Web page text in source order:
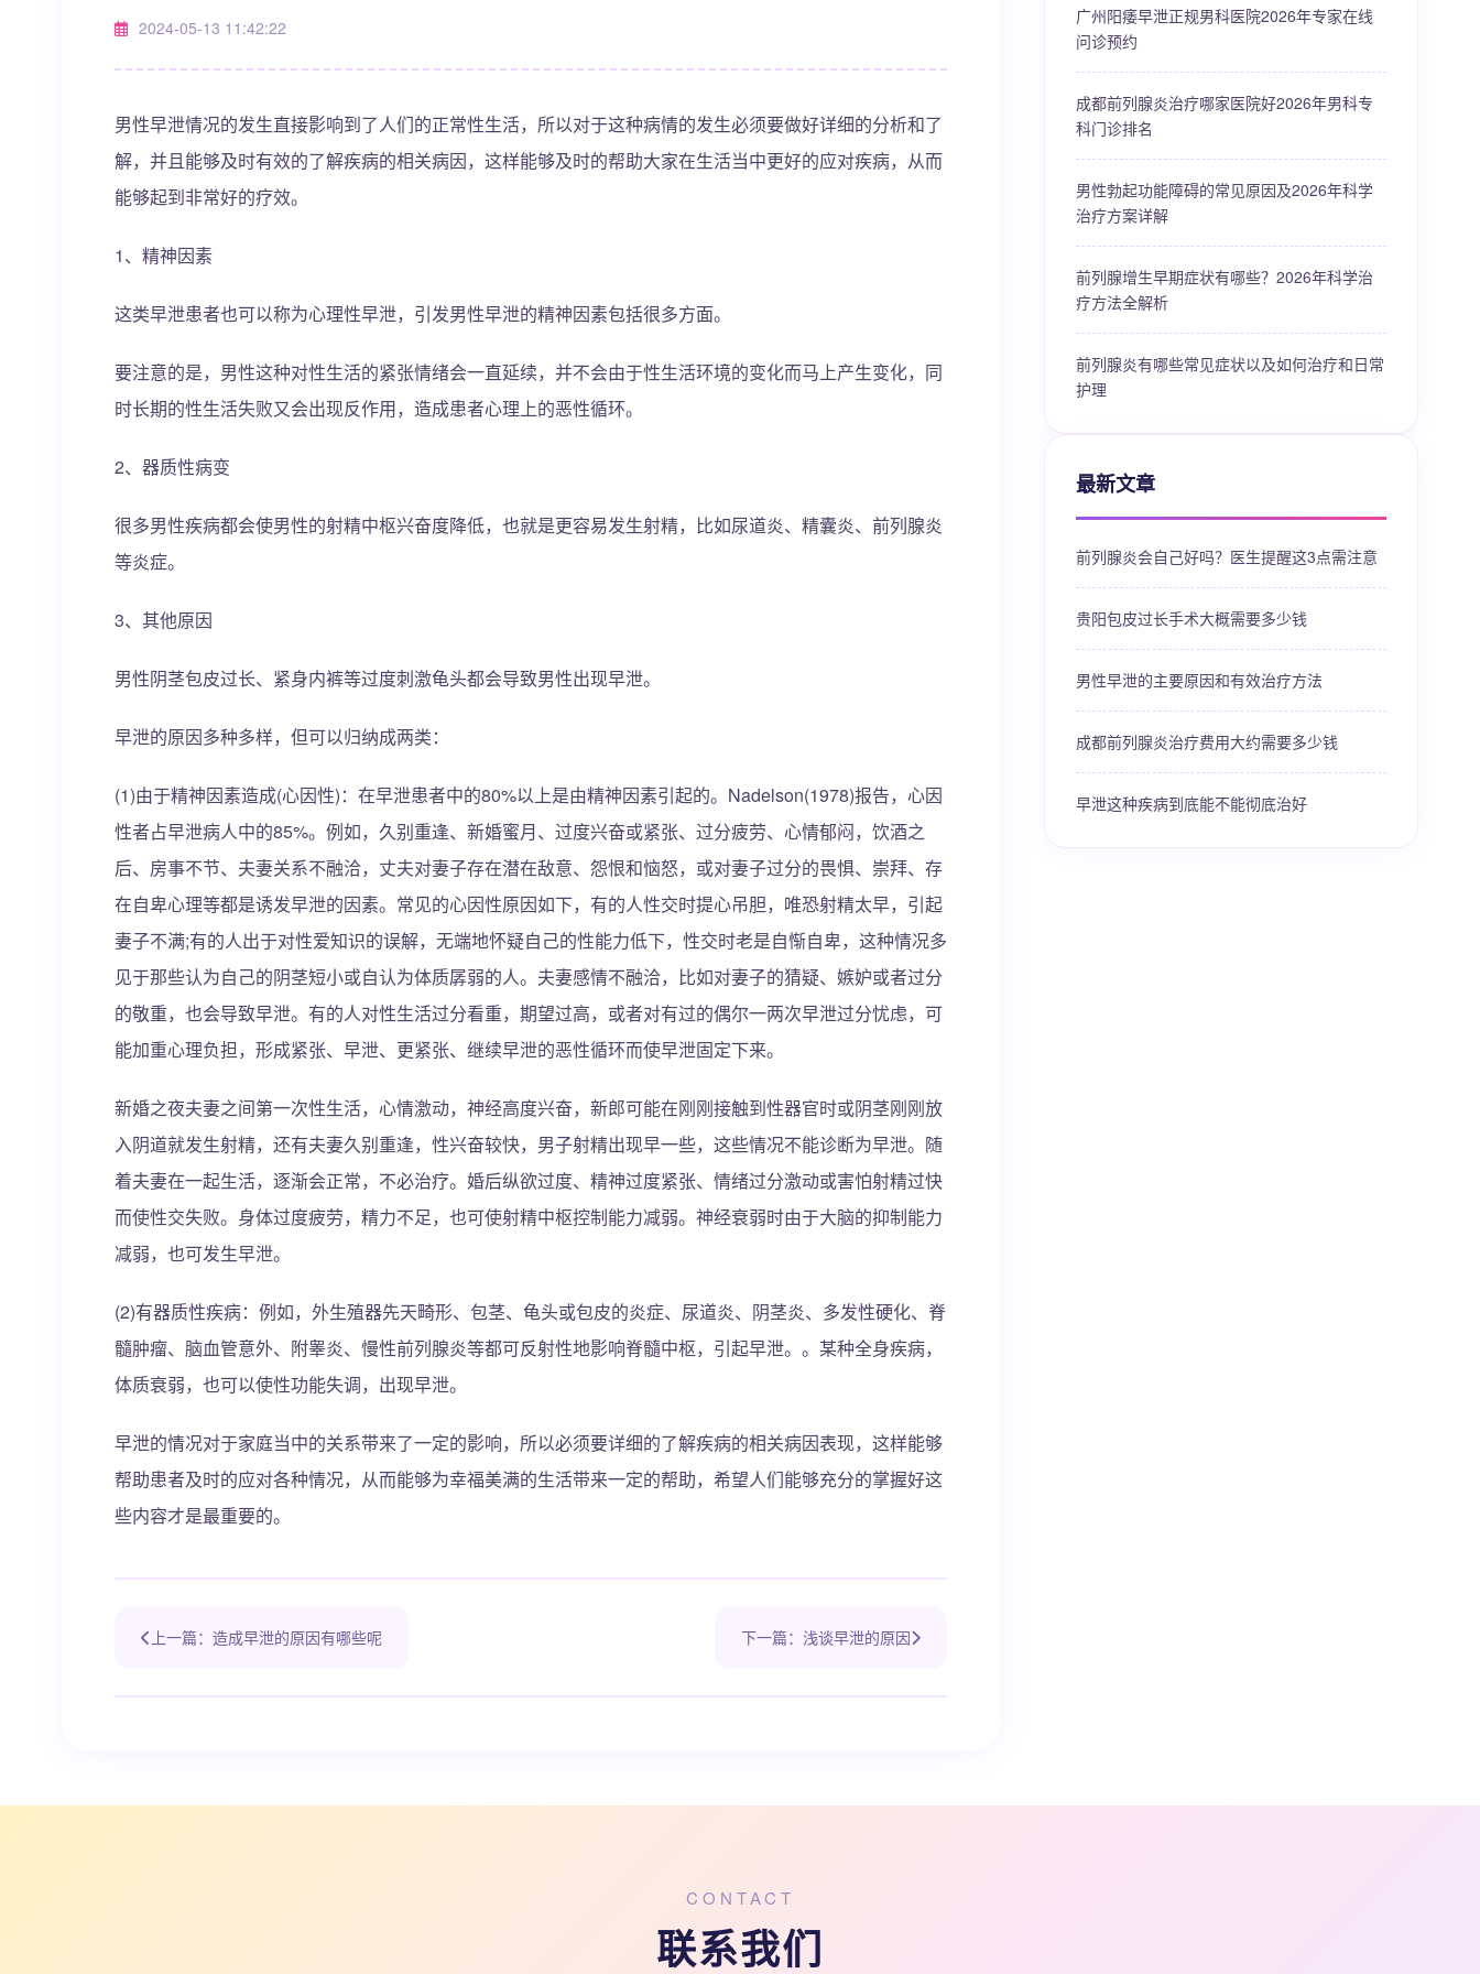
2024-05-13 11:42:22
男性早泄情况的发生直接影响到了人们的正常性生活，所以对于这种病情的发生必须要做好详细的分析和了
解，并且能够及时有效的了解疾病的相关病因，这样能够及时的帮助大家在生活当中更好的应对疾病，从而
能够起到非常好的疗效。
1、精神因素
这类早泄患者也可以称为心理性早泄，引发男性早泄的精神因素包括很多方面。
要注意的是，男性这种对性生活的紧张情绪会一直延续，并不会由于性生活环境的变化而马上产生变化，同
时长期的性生活失败又会出现反作用，造成患者心理上的恶性循环。
2、器质性病变
很多男性疾病都会使男性的射精中枢兴奋度降低，也就是更容易发生射精，比如尿道炎、精囊炎、前列腺炎
等炎症。
3、其他原因
男性阴茎包皮过长、紧身内裤等过度刺激龟头都会导致男性出现早泄。
早泄的原因多种多样，但可以归纳成两类：
(1)由于精神因素造成(心因性)：在早泄患者中的80%以上是由精神因素引起的。Nadelson(1978)报告，心因
性者占早泄病人中的85%。例如，久别重逢、新婚蜜月、过度兴奋或紧张、过分疲劳、心情郁闷，饮酒之
后、房事不节、夫妻关系不融洽，丈夫对妻子存在潜在敌意、怨恨和恼怒，或对妻子过分的畏惧、崇拜、存
在自卑心理等都是诱发早泄的因素。常见的心因性原因如下，有的人性交时提心吊胆，唯恐射精太早，引起
妻子不满;有的人出于对性爱知识的误解，无端地怀疑自己的性能力低下，性交时老是自惭自卑，这种情况多
见于那些认为自己的阴茎短小或自认为体质孱弱的人。夫妻感情不融洽，比如对妻子的猜疑、嫉妒或者过分
的敬重，也会导致早泄。有的人对性生活过分看重，期望过高，或者对有过的偶尔一两次早泄过分忧虑，可
能加重心理负担，形成紧张、早泄、更紧张、继续早泄的恶性循环而使早泄固定下来。
新婚之夜夫妻之间第一次性生活，心情激动，神经高度兴奋，新郎可能在刚刚接触到性器官时或阴茎刚刚放
入阴道就发生射精，还有夫妻久别重逢，性兴奋较快，男子射精出现早一些，这些情况不能诊断为早泄。随
着夫妻在一起生活，逐渐会正常，不必治疗。婚后纵欲过度、精神过度紧张、情绪过分激动或害怕射精过快
而使性交失败。身体过度疲劳，精力不足，也可使射精中枢控制能力减弱。神经衰弱时由于大脑的抑制能力
减弱，也可发生早泄。
(2)有器质性疾病：例如，外生殖器先天畸形、包茎、龟头或包皮的炎症、尿道炎、阴茎炎、多发性硬化、脊
髓肿瘤、脑血管意外、附睾炎、慢性前列腺炎等都可反射性地影响脊髓中枢，引起早泄。。某种全身疾病，
体质衰弱，也可以使性功能失调，出现早泄。
早泄的情况对于家庭当中的关系带来了一定的影响，所以必须要详细的了解疾病的相关病因表现，这样能够
帮助患者及时的应对各种情况，从而能够为幸福美满的生活带来一定的帮助，希望人们能够充分的掌握好这
些内容才是最重要的。
上一篇：造成早泄的原因有哪些呢 下一篇：浅谈早泄的原因
广州阳痿早泄正规男科医院2026年专家在线
问诊预约
成都前列腺炎治疗哪家医院好2026年男科专
科门诊排名
男性勃起功能障碍的常见原因及2026年科学
治疗方案详解
前列腺增生早期症状有哪些？2026年科学治
疗方法全解析
前列腺炎有哪些常见症状以及如何治疗和日常
护理
最新文章
前列腺炎会自己好吗？医生提醒这3点需注意
贵阳包皮过长手术大概需要多少钱
男性早泄的主要原因和有效治疗方法
成都前列腺炎治疗费用大约需要多少钱
早泄这种疾病到底能不能彻底治好
CONTACT
联系我们